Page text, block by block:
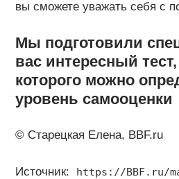
вы сможете уважать себя с
Мы подготовили
вас интересный
которого можно
уровень самооценки
© Старецкая Елена, BBF.ru
Источник: https://BBF.ru/